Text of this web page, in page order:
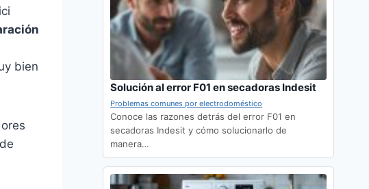
bien
Solución al error F01 en secadoras Indesit
Problemas comunes por electrodoméstico
Conoce las razones detrás del error F01 en
secadoras Indesit y cómo solucionarlo de
manera…